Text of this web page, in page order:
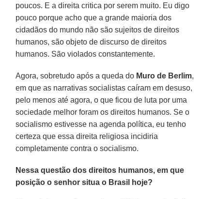
poucos. E a direita critica por serem muito. Eu digo
pouco porque acho que a grande maioria dos
cidadãos do mundo não são sujeitos de direitos
humanos, são objeto de discurso de direitos
humanos. São violados constantemente.
Agora, sobretudo após a queda do Muro de Berlim,
em que as narrativas socialistas caíram em desuso,
pelo menos até agora, o que ficou de luta por uma
sociedade melhor foram os direitos humanos. Se o
socialismo estivesse na agenda política, eu tenho
certeza que essa direita religiosa incidiria
completamente contra o socialismo.
Nessa questão dos direitos humanos, em que
posição o senhor situa o Brasil hoje?